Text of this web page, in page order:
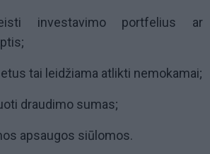
investavimo portfelius ar
tai leidžiama atlikti nemokamai;
draudimo sumas;
apsaugos siūlomos.